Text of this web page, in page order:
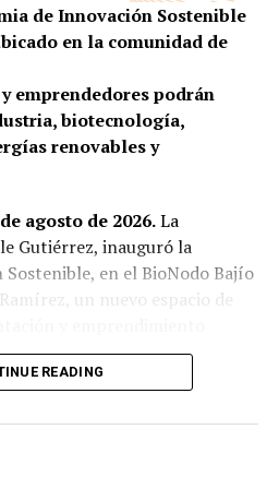
de Innovación Sostenible
en la comunidad de
emprendedores podrán
biotecnología,
renovables y
agosto de 2026.La
Gutiérrez, inauguró la
en el BioNodo Bajío
un nuevo espacio de
de la zona rural.
León para convertir ideas en
oportunidades de
de Los Ramírez, la
READING